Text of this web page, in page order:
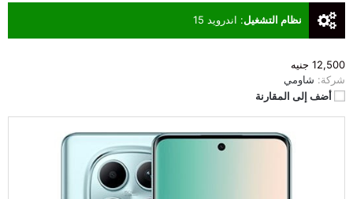
12,500 جنيه
شركة: شاومي
أضف إلى المقارنة
نظام التشغيل: اندرويد 15